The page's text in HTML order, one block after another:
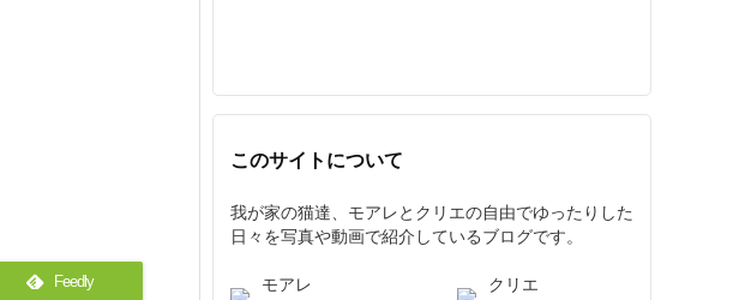
Feedly
このサイトについて
我が家の猫達、モアレとクリエの自由でゆったりした
日々を写真や動画で紹介しているブログです。
モアレ クリエ